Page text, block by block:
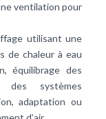
ventilation pour
utilisant une
de chaleur à eau
équilibrage des
des systèmes
adaptation ou